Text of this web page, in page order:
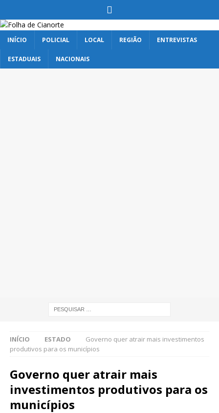
INÍCIO POLICIAL LOCAL REGIÃO ENTREVISTAS
ESTADUAIS NACIONAIS
INÍCIO ESTADO
Governo quer atrair mais investimentos
produtivos para os municípios
Governo quer atrair mais
investimentos produtivos para os
municípios